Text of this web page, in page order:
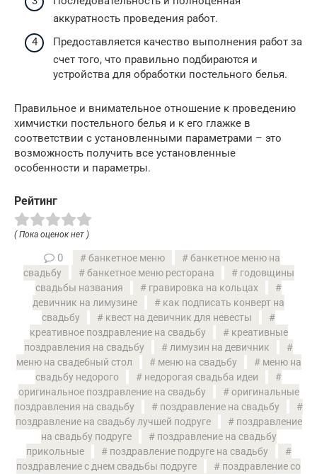
аккуратность проведения работ.
Предоставляется качество выполнения работ за
счет того, что правильно подбираются и
устройства для обработки постельного белья.
Правильное и внимательное отношение к проведению
химчистки постельного белья и к его глажке в
соответствии с установленными параметрами – это
возможность получить все установленные
особенности и параметры.
Рейтинг
( Пока оценок нет )
0 банкетное меню
банкетное меню на
свадьбу
банкетное меню ресторана
годовщины
свадьбы названия
гравировка на кольцах
девичник на лимузине
как подписать конверт на
свадьбу
квест на девичник для невесты
креативное поздравление на свадьбу
креативные
поздравления на свадьбу
лимузин на девичник
меню на свадебный стол
меню на свадьбу
меню на
свадьбу недорого
недорогая свадьба идеи
оригинальное поздравление на свадьбу
оригинальные
поздравления на свадьбу
поздравление на свадьбу
поздравление на свадьбу лучшей подруге
поздравление
на свадьбу подруге
поздравление на свадьбу
прикольные
поздравление подруге на свадьбу
поздравление с днем свадьбы подруге
поздравление со